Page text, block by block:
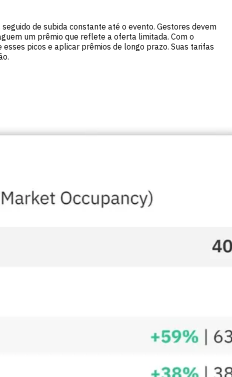
de subida constante até o evento. Gestores devem
um prêmio que reflete a oferta limitada. Com o
picos e aplicar prêmios de longo prazo. Suas tarifas